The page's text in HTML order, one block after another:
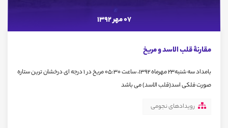
07 مهر 1392
مقارنۀ قلب الاسد و مریخ
بامداد سه شنبه23 مهرماه 1392، ساعت 05:30 مریخ در 1 درجه ای درخشان ترین ستاره
صورت فلکی اسد(قلب الاسد) می باشد
رویدادهای نجومی